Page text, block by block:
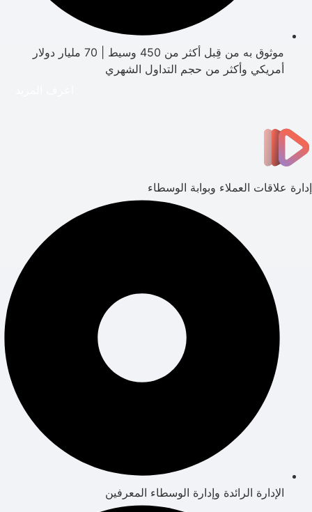
موثوق به من قِبل أكثر من 450 وسيط | 70 مليار دولار
أمريكي وأكثر من حجم التداول الشهري
إدارة علاقات العملاء وبوابة الوسطاء
الإدارة الرائدة وإدارة الوسطاء المعرفين